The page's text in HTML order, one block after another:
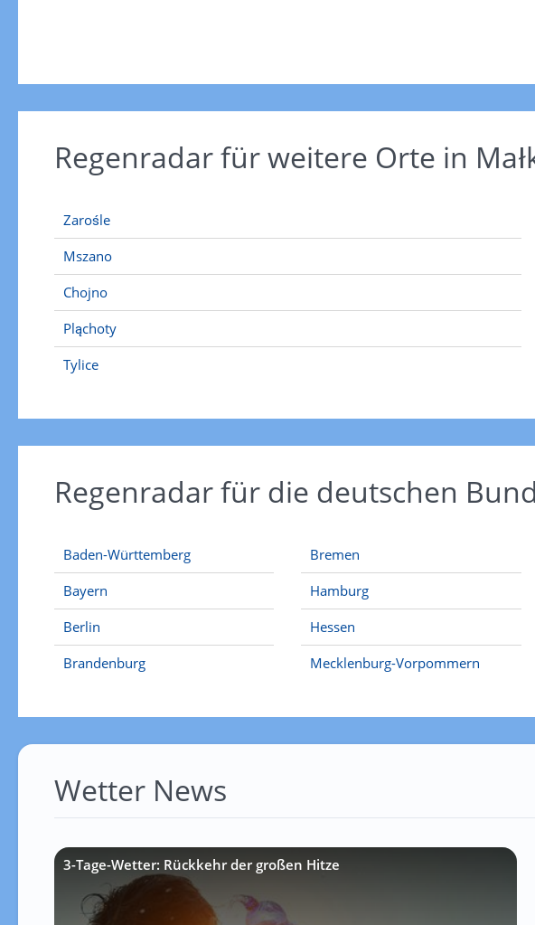
Regenradar für weitere Orte in
Zarośle
Mszano
Chojno
Pląchoty
Tylice
Regenradar für die deutschen
Baden-Württemberg
Bayern
Berlin
Brandenburg
Bremen
Hamburg
Hessen
Mecklenburg-Vorpommern
Wetter News
3-Tage-Wetter: Rückkehr der großen Hitze